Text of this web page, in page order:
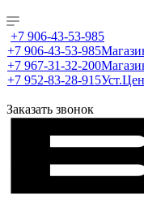
+7 906-43-53-985
+7 906-43-53-985
+7 967-31-32-200
+7 952-83-28-915
Заказать звонок